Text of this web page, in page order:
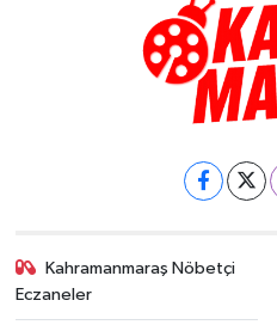
Kahramanmaraş Nöbetçi
Eczaneler